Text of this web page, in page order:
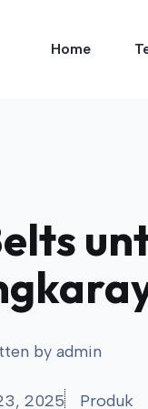
Home
by admin
2025 Produk